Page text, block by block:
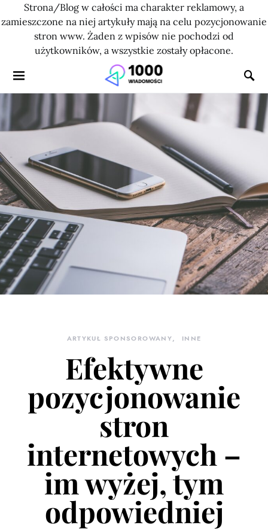
Strona/Blog w całości ma charakter reklamowy, a
zamieszczone na niej artykuły mają na celu pozycjonowanie
stron www. Żaden z wpisów nie pochodzi od
użytkowników, a wszystkie zostały opłacone.
ARTYKUŁ SPONSOROWANY INNE
Efektywne
pozycjonowanie
stron
internetowych –
im wyżej, tym
odpowiedniej